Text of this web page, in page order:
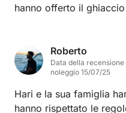
hanno offerto il
col gommone che
certi k torneremo a
Consigliatissimo💪🏻
Roberto
Data della
noleggio 15/07/25
Hari e la sua famiglia
hanno rispettato le